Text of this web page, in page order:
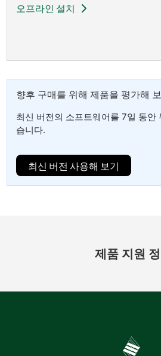
오프라인 설치
향후 구매를 위해 제품을 평가해
최신 버전의 소프트웨어를 7일 동안
습니다.
최신 버전 사용해 보기
제품 지원